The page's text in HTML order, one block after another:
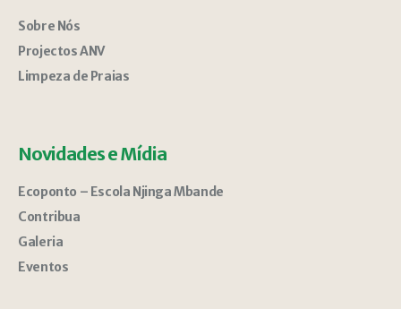
Sobre Nós
Projectos ANV
Limpeza de Praias
Novidades e Mídia
Ecoponto – Escola Njinga Mbande
Contribua
Galeria
Eventos